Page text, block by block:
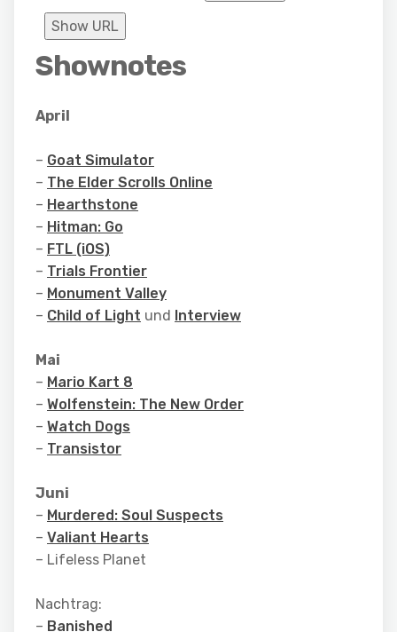
Show URL
Shownotes
April
– Goat Simulator
– The Elder Scrolls Online
– Hearthstone
– Hitman: Go
– FTL (iOS)
– Trials Frontier
– Monument Valley
– Child of Light und Interview
Mai
– Mario Kart 8
– Wolfenstein: The New Order
– Watch Dogs
– Transistor
Juni
– Murdered: Soul Suspects
– Valiant Hearts
– Lifeless Planet
Nachtrag:
– Banished